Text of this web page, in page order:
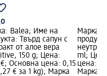
Balea; Име на
Твърд сапун с
от алое вера
150 g; Цена:
Основна цена: 0,15
€ за 1 kg); Марка
Марка:
ml;
цена:
Марка